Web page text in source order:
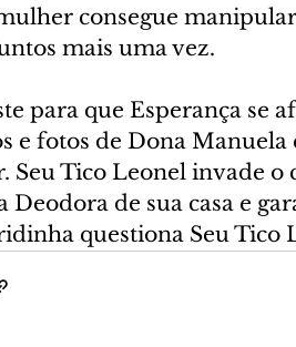
consegue
mais uma vez.
para que Esperança se
e fotos de Dona Manuela
Seu Tico Leonel invade
Deodora de sua casa e
questiona Seu Tico